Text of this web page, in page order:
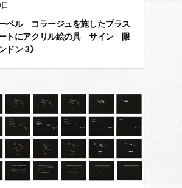
ベル コラージュを施したプラス
トにアクリル絵の具 サイン 限
ドン 3》